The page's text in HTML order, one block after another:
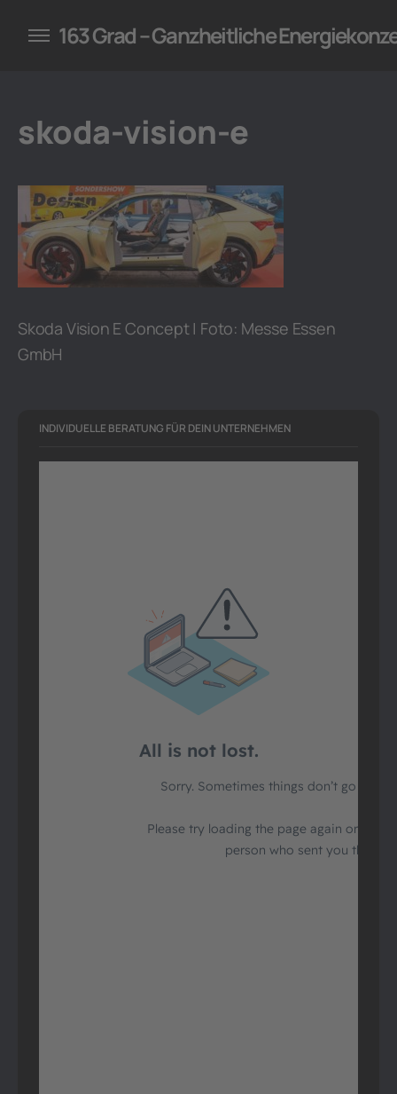
für Unternehmen
163 Grad – Ganzheitliche
skoda-vision-e
Skoda Vision E Concept | Foto: Messe Essen
GmbH
INDIVIDUELLE BERATUNG FÜR DEIN UNTERNEHMEN